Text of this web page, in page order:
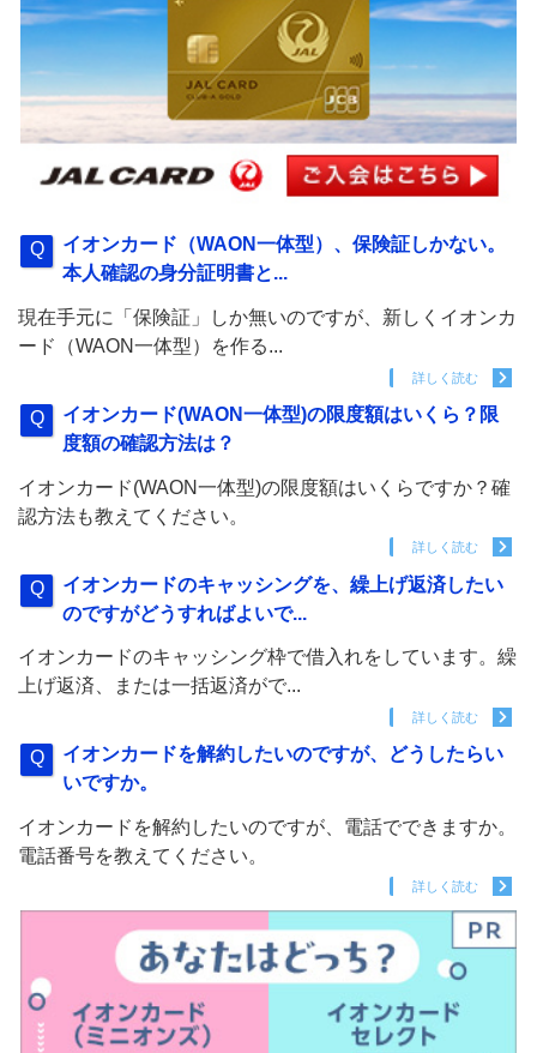
イオンカード（WAON一体型）、保険証しかない。
本人確認の身分証明書と...
現在手元に「保険証」しか無いのですが、新しくイオンカ
ード（WAON一体型）を作る...
詳しく読む
イオンカード(WAON一体型)の限度額はいくら？限
度額の確認方法は？
イオンカード(WAON一体型)の限度額はいくらですか？確
認方法も教えてください。
詳しく読む
イオンカードのキャッシングを、繰上げ返済したい
のですがどうすればよいで...
イオンカードのキャッシング枠で借入れをしています。繰
上げ返済、または一括返済がで...
詳しく読む
イオンカードを解約したいのですが、どうしたらい
いですか。
イオンカードを解約したいのですが、電話でできますか。
電話番号を教えてください。
詳しく読む